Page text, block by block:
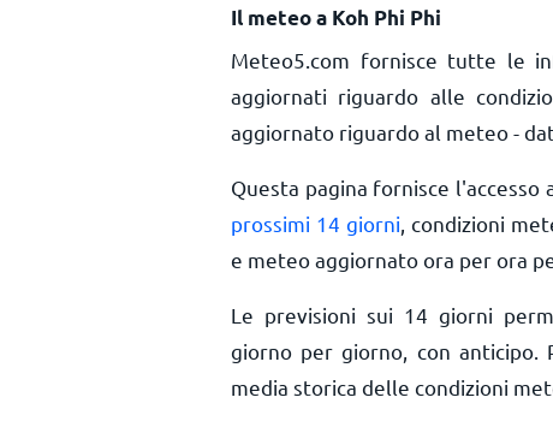
Il meteo a Koh Phi Phi
Meteo5.com fornisce tutte le
aggiornati riguardo alle
aggiornato riguardo al meteo -
Questa pagina fornisce l'accesso
prossimi 14 giorni , condizioni
e meteo aggiornato ora per ora
Le previsioni sui 14 giorni
giorno per giorno, con anticipo.
media storica delle condizioni